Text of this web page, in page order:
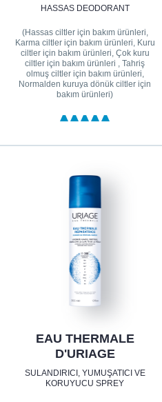
HASSAS DEODORANT
(Hassas ciltler için bakım ürünleri,
Karma ciltler için bakım ürünleri, Kuru
ciltler için bakım ürünleri, Çok kuru
ciltler için bakım ürünleri , Tahriş
olmuş ciltler için bakım ürünleri,
Normalden kuruya dönük ciltler için
bakım ürünleri)
EAU THERMALE
D'URIAGE
SULANDIRICI, YUMUŞATICI VE
KORUYUCU SPREY